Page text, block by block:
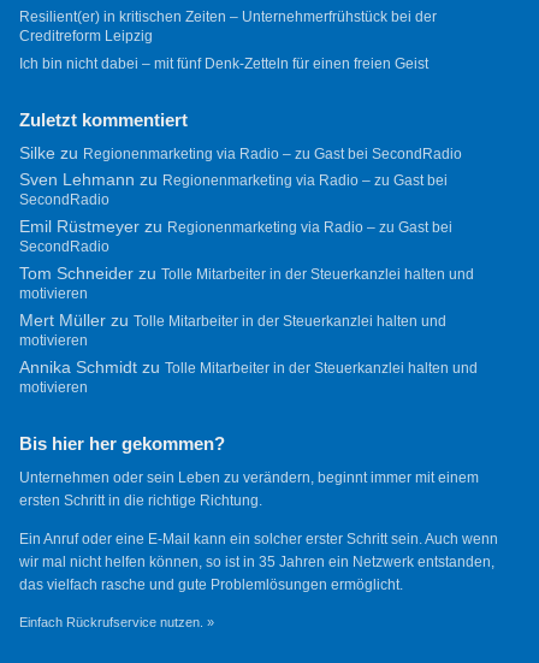
Resilient(er) in kritischen Zeiten – Unternehmerfrühstück bei der
Creditreform Leipzig
Ich bin nicht dabei – mit fünf Denk-Zetteln für einen freien Geist
Zuletzt kommentiert
Silkezu Regionenmarketing via Radio – zu Gast bei SecondRadio
Sven Lehmann zu Regionenmarketing via Radio – zu Gast bei
SecondRadio
Emil Rüstmeyerzu Regionenmarketing via Radio – zu Gast bei
SecondRadio
Tom Schneiderzu Tolle Mitarbeiter in der Steuerkanzlei halten und
motivieren
Mert Müllerzu Tolle Mitarbeiter in der Steuerkanzlei halten und
motivieren
Annika Schmidtzu Tolle Mitarbeiter in der Steuerkanzlei halten und
motivieren
Bis hier her gekommen?
Unternehmen oder sein Leben zu verändern, beginnt immer mit einem
ersten Schritt in die richtige Richtung.
Ein Anruf oder eine E-Mail kann ein solcher erster Schritt sein. Auch wenn
wir mal nicht helfen können, so ist in 35 Jahren ein Netzwerk entstanden,
das vielfach rasche und gute Problemlösungen ermöglicht.
Einfach Rückrufservice nutzen. »